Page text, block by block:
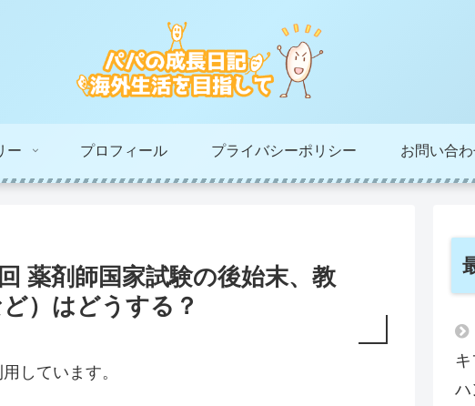
ー プロフィール プライバシーポリシー お問い合
薬剤師国家試験の後始末、教
）はどうする？
しています。
ハ